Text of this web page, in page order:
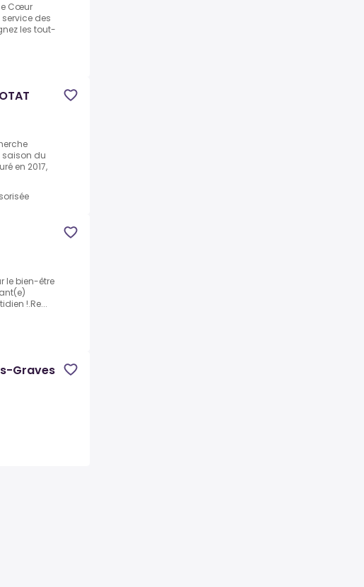
Cœur
des
les tout-
saison du
en 2017,
le bien-être
!.Re...
Graves